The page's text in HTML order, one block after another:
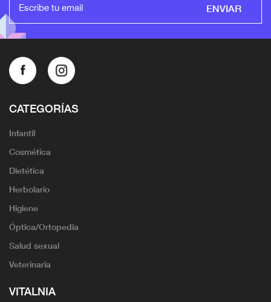
ENVIAR
CATEGORÍAS
Infantil
Cosmética
Dietética
Herbolario
Higiene
Óptica/Ortopedia
Salud sexual
Veterinaria
VITALNIA